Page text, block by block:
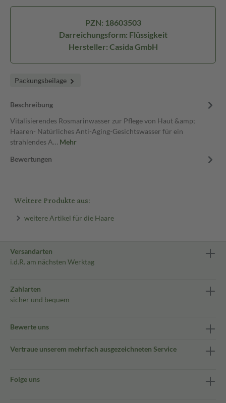
PZN: 18603503
Darreichungsform: Flüssigkeit
Hersteller: Casida GmbH
Packungsbeilage
Beschreibung
Vitalisierendes Rosmarinwasser zur Pflege von Haut &amp;
Haaren- Natürliches Anti-Aging-Gesichtswasser für ein
strahlendes A… Mehr
Bewertungen
Weitere Produkte aus:
weitere Artikel für die Haare
Versandarten
i.d.R. am nächsten Werktag
Zahlarten
sicher und bequem
Bewerte uns
Vertraue unserem mehrfach ausgezeichneten Service
Folge uns